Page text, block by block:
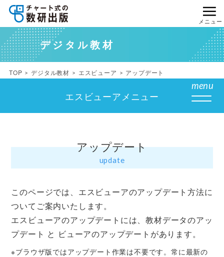
メニュー
デジタル教材
TOP デジタル教材 エスビューア アップデート
エスビューアメニュー
menu
アップデート
update
このページでは、エスビューアのアップデート方法に
ついてご案内いたします。
エスビューアのアップデートには、教材データのアッ
プデート と ビューアのアップデートがあります。
※ブラウザ版ではアップデート作業は不要です。常に最新の